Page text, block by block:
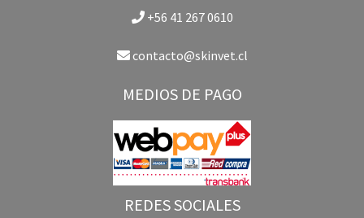
+56 41 267 0610
contacto@skinvet.cl
MEDIOS DE PAGO
REDES SOCIALES